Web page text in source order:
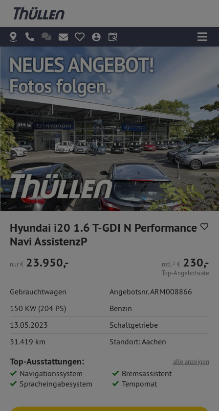
Hyundai i20 1.6 T-GDI N Performance
Navi AssistenzP
nur€ 23.950,- mtl.2 € 230,-
Top-Angebotsrate
Gebrauchtwagen
Angebotsnr. ARM008866
150 KW (204 PS)
Benzin
13.05.2023
Schaltgetriebe
31.419 km
Standort: Aachen
alle anzeigen
Top-Ausstattungen:
Navigationssystem
Bremsassistent
Spracheingabesystem
Tempomat